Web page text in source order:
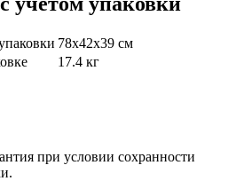
78х42х39 см
17.4 кг
при условии сохранности